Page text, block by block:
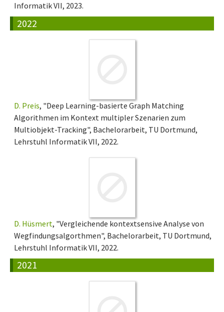
Informatik VII, 2023.
2022
D. Preis, "Deep Learning-basierte Graph Matching
Algorithmen im Kontext multipler Szenarien zum
Multiobjekt-Tracking", Bachelorarbeit, TU Dortmund,
Lehrstuhl Informatik VII, 2022.
D. Hüsmert, "Vergleichende kontextsensive Analyse von
Wegfindungsalgorthmen", Bachelorarbeit, TU Dortmund,
Lehrstuhl Informatik VII, 2022.
2021